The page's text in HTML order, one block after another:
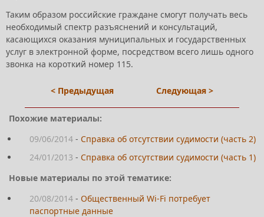
Таким образом российские граждане смогут получать весь
необходимый спектр разъяснений и консультаций,
касающихся оказания муниципальных и государственных
услуг в электронной форме, посредством всего лишь одного
звонка на короткий номер 115.
< Предыдущая Следующая >
Похожие материалы:
09/06/2014 - Справка об отсутствии судимости (часть 2)
24/01/2013 - Справка об отсутствии судимости (часть 1)
Новые материалы по этой тематике:
20/08/2014 - Общественный Wi-Fi потребует
паспортные данные